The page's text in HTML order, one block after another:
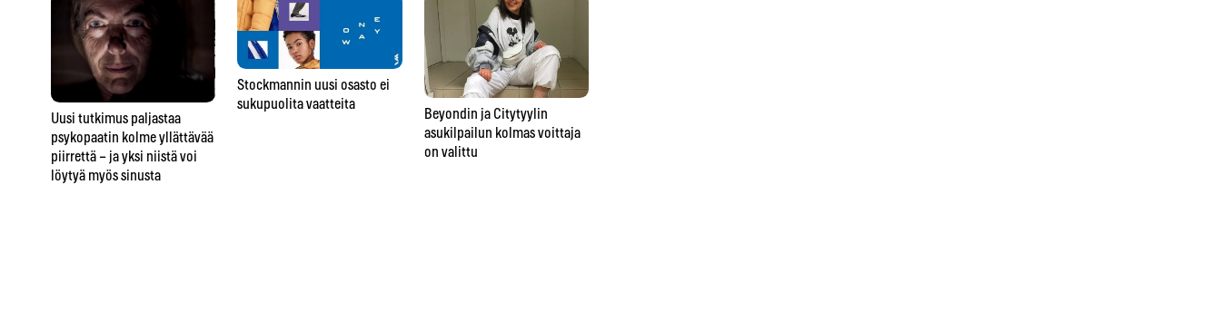
Uusi tutkimus paljastaa
psykopaatin kolme yllättävää
piirrettä – ja yksi niistä voi
löytyä myös sinusta
Stockmannin uusi osasto ei
sukupuolita vaatteita
Beyondin ja Citytyylin
asukilpailun kolmas voittaja
on valittu